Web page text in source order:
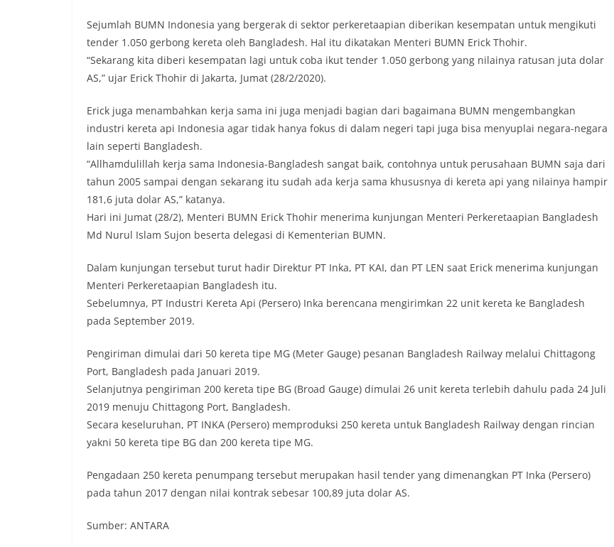
Sejumlah BUMN Indonesia yang bergerak di sektor perkeretaapian diberikan kesempatan untuk mengikuti
tender 1.050 gerbong kereta oleh Bangladesh. Hal itu dikatakan Menteri BUMN Erick Thohir.
“Sekarang kita diberi kesempatan lagi untuk coba ikut tender 1.050 gerbong yang nilainya ratusan juta dolar
AS,” ujar Erick Thohir di Jakarta, Jumat (28/2/2020).
Erick juga menambahkan kerja sama ini juga menjadi bagian dari bagaimana BUMN mengembangkan
industri kereta api Indonesia agar tidak hanya fokus di dalam negeri tapi juga bisa menyuplai negara-negara
lain seperti Bangladesh.
“Allhamdulillah kerja sama Indonesia-Bangladesh sangat baik, contohnya untuk perusahaan BUMN saja dari
tahun 2005 sampai dengan sekarang itu sudah ada kerja sama khususnya di kereta api yang nilainya hampir
181,6 juta dolar AS,” katanya.
Hari ini Jumat (28/2), Menteri BUMN Erick Thohir menerima kunjungan Menteri Perkeretaapian Bangladesh
Md Nurul Islam Sujon beserta delegasi di Kementerian BUMN.
Dalam kunjungan tersebut turut hadir Direktur PT Inka, PT KAI, dan PT LEN saat Erick menerima kunjungan
Menteri Perkeretaapian Bangladesh itu.
Sebelumnya, PT Industri Kereta Api (Persero) Inka berencana mengirimkan 22 unit kereta ke Bangladesh
pada September 2019.
Pengiriman dimulai dari 50 kereta tipe MG (Meter Gauge) pesanan Bangladesh Railway melalui Chittagong
Port, Bangladesh pada Januari 2019.
Selanjutnya pengiriman 200 kereta tipe BG (Broad Gauge) dimulai 26 unit kereta terlebih dahulu pada 24 Juli
2019 menuju Chittagong Port, Bangladesh.
Secara keseluruhan, PT INKA (Persero) memproduksi 250 kereta untuk Bangladesh Railway dengan rincian
yakni 50 kereta tipe BG dan 200 kereta tipe MG.
Pengadaan 250 kereta penumpang tersebut merupakan hasil tender yang dimenangkan PT Inka (Persero)
pada tahun 2017 dengan nilai kontrak sebesar 100,89 juta dolar AS.
Sumber: ANTARA